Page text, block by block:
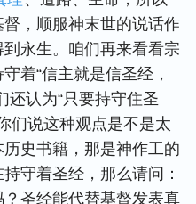
，顺服神末世的说话作
永生。咱们再来看看宗
着“信主就是信圣经，
还认为“只要持守住圣
们说这种观点是不是太
史书籍，那是神作工的
守着圣经，那么请问：
圣经能代替基督发表真